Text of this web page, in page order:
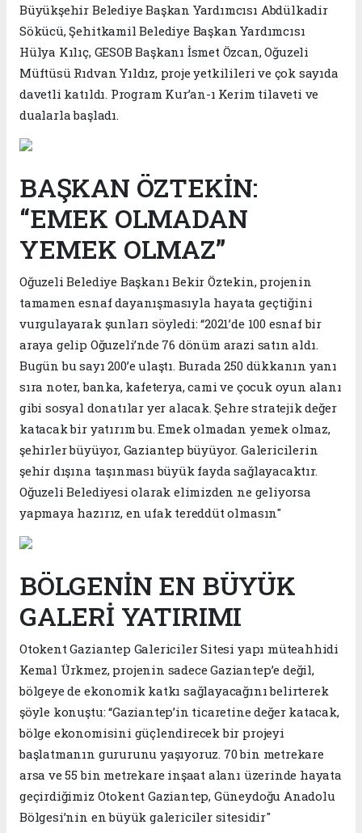
Büyükşehir Belediye Başkan Yardımcısı Abdülkadir
Sökücü, Şehitkamil Belediye Başkan Yardımcısı
Hülya Kılıç, GESOB Başkanı İsmet Özcan, Oğuzeli
Müftüsü Rıdvan Yıldız, proje yetkilileri ve çok sayıda
davetli katıldı. Program Kur’an-ı Kerim tilaveti ve
dualarla başladı.
BAŞKAN ÖZTEKİN:
“EMEK OLMADAN
YEMEK OLMAZ”
Oğuzeli Belediye Başkanı Bekir Öztekin, projenin
tamamen esnaf dayanışmasıyla hayata geçtiğini
vurgulayarak şunları söyledi: “2021’de 100 esnaf bir
araya gelip Oğuzeli’nde 76 dönüm arazi satın aldı.
Bugün bu sayı 200’e ulaştı. Burada 250 dükkanın yanı
sıra noter, banka, kafeterya, cami ve çocuk oyun alanı
gibi sosyal donatılar yer alacak. Şehre stratejik değer
katacak bir yatırım bu. Emek olmadan yemek olmaz,
şehirler büyüyor, Gaziantep büyüyor. Galericilerin
şehir dışına taşınması büyük fayda sağlayacaktır.
Oğuzeli Belediyesi olarak elimizden ne geliyorsa
yapmaya hazırız, en ufak tereddüt olmasın"
BÖLGENİN EN BÜYÜK
GALERİ YATIRIMI
Otokent Gaziantep Galericiler Sitesi yapı müteahhidi
Kemal Ürkmez, projenin sadece Gaziantep’e değil,
bölgeye de ekonomik katkı sağlayacağını belirterek
şöyle konuştu: “Gaziantep’in ticaretine değer katacak,
bölge ekonomisini güçlendirecek bir projeyi
başlatmanın gururunu yaşıyoruz. 70 bin metrekare
arsa ve 55 bin metrekare inşaat alanı üzerinde hayata
geçirdiğimiz Otokent Gaziantep, Güneydoğu Anadolu
Bölgesi’nin en büyük galericiler sitesidir"